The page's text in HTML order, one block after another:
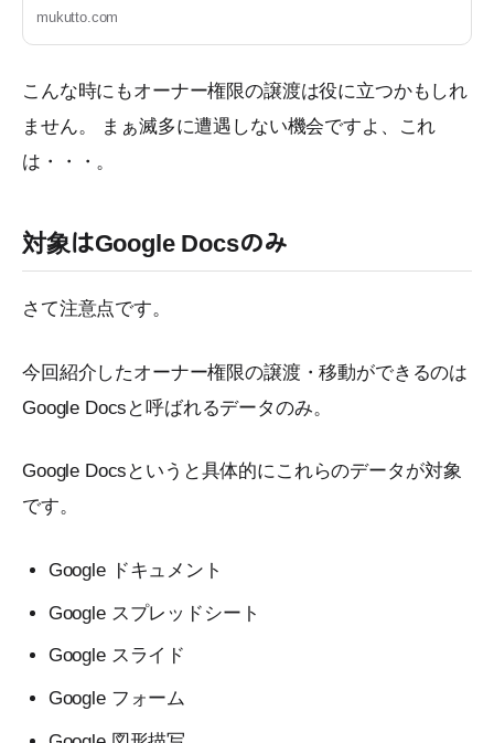
mukutto.com
こんな時にもオーナー権限の譲渡は役に立つかもしれ
ません。 まぁ滅多に遭遇しない機会ですよ、これ
は・・・。
対象はGoogle Docsのみ
さて注意点です。
今回紹介したオーナー権限の譲渡・移動ができるのは
Google Docsと呼ばれるデータのみ。
Google Docsというと具体的にこれらのデータが対象
です。
Google ドキュメント
Google スプレッドシート
Google スライド
Google フォーム